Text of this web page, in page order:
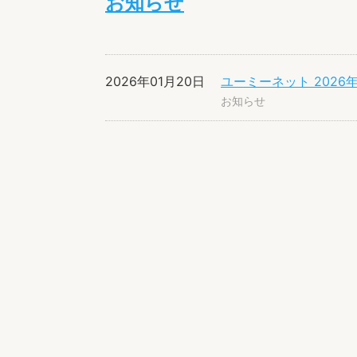
ユーミーネット 2026
2026年01月20日
お知らせ